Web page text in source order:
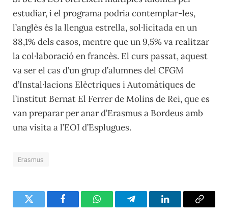
estudiar, i el programa podria contemplar-les,
l’anglès és la llengua estrella, sol·licitada en un
88,1% dels casos, mentre que un 9,5% va realitzar
la col·laboració en francès. El curs passat, aquest
va ser el cas d’un grup d’alumnes del CFGM
d’Instal·lacions Elèctriques i Automàtiques de
l’institut Bernat El Ferrer de Molins de Rei, que es
van preparar per anar d’Erasmus a Bordeus amb
una visita a l’EOI d’Esplugues.
Erasmus
Twitter FacebookWhatsAppTelegramLinkedInCopy